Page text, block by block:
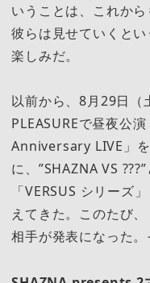
いうことは、これか
彼らは見せていくと
楽しみだ。
以前から、8月29日（
PLEASUREで昼夜公
Anniversary LIVE」
に、”SHAZNA VS
「VERSUS シリーズ
えてきた。このたび
相手が発表になった。